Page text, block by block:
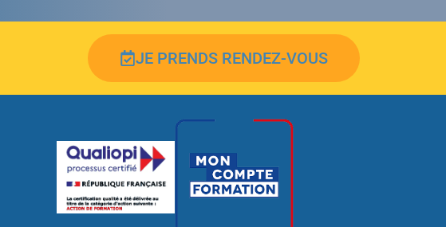
JE PRENDS RENDEZ-VOUS